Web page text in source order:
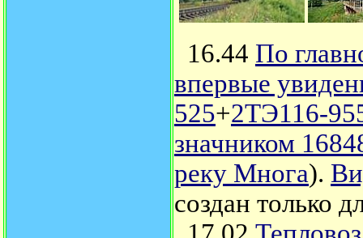
16.44 По
впервые
525+2ТЭ116-
значником
реку Многа).
создан только